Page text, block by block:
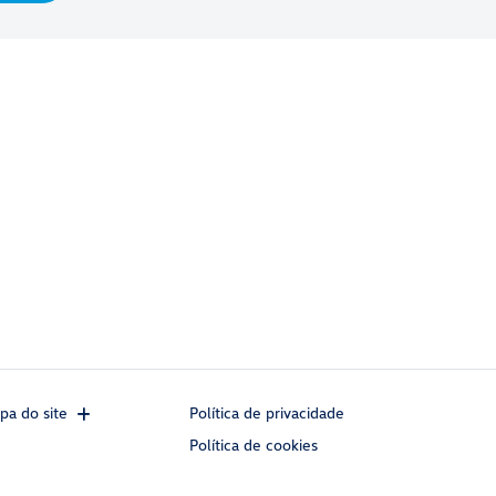
do site
Política de privacidade
Política de cookies